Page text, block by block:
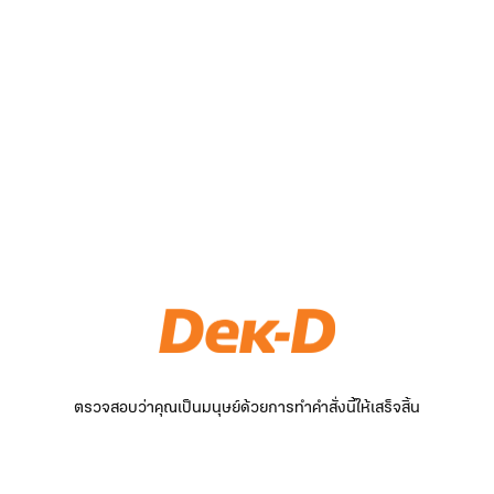
ตรวจสอบว่าคุณเป็นมนุษย์ด้วยการทำคำสั่งนี้ให้เสร็จสิ้น